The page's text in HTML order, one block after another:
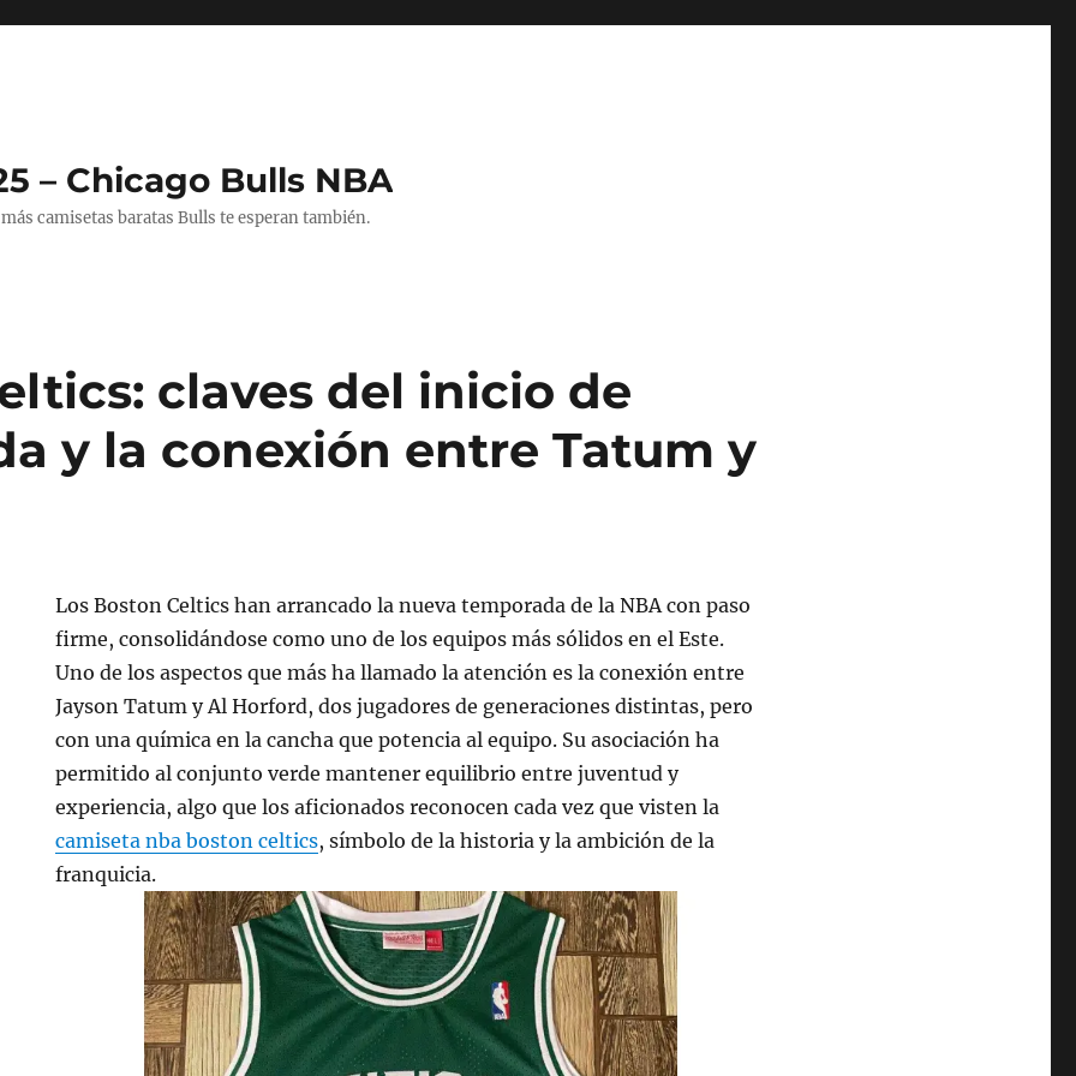
– Chicago Bulls NBA
camisetas baratas Bulls te esperan también.
claves del inicio de
y la conexión entre Tatum y
Los Boston Celtics han arrancado la nueva temporada de la NBA con paso
firme, consolidándose como uno de los equipos más sólidos en el Este.
Uno de los aspectos que más ha llamado la atención es la conexión entre
Jayson Tatum y Al Horford, dos jugadores de generaciones distintas, pero
con una química en la cancha que potencia al equipo. Su asociación ha
permitido al conjunto verde mantener equilibrio entre juventud y
experiencia, algo que los aficionados reconocen cada vez que visten la
camiseta nba boston celtics, símbolo de la historia y la ambición de la
franquicia.